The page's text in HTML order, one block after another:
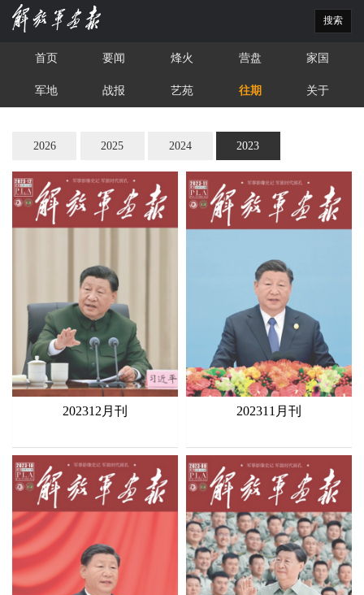
搜索
首页 要闻 烽火 营盘 家国
军地 战报 艺苑 往期 关于
2026 2025 2024 2023
202312月刊 202311月刊